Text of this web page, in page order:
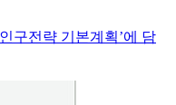
구전략 기본계획’에 담